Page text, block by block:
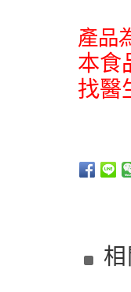
產品
本食
找醫